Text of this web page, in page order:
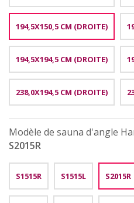
194,5X150,5 CM (DROITE)
194,5X194,5 CM (DROITE)
238,0X194,5 CM (DROITE)
Modèle de sauna d'angle
S2015R
S1515R S1515L S2015R